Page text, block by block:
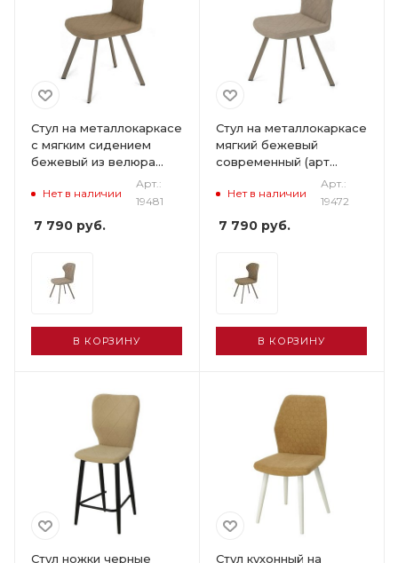
Стул на металлокаркасе
с мягким сидением
бежевый из велюра
Нет в наличии
Арт.:
19481
7 790 руб.
В КОРЗИНУ
Стул на металлокаркасе
мягкий бежевый
современный (арт
Нет в наличии
Арт.:
19472
7 790 руб.
В КОРЗИНУ
Стул ножки черные
Стул кухонный на